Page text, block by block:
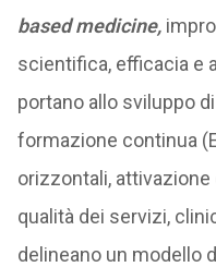
based medicine,
scientifica, efficacia e
portano allo sviluppo
formazione continua
orizzontali,
qualità dei servizi,
delineano un modello